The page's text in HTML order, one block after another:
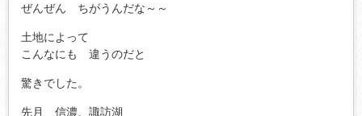
ぜんぜん ちがうんだな～～
土地によって
こんなにも 違うのだと
驚きでした。
先月 信濃、諏訪湖